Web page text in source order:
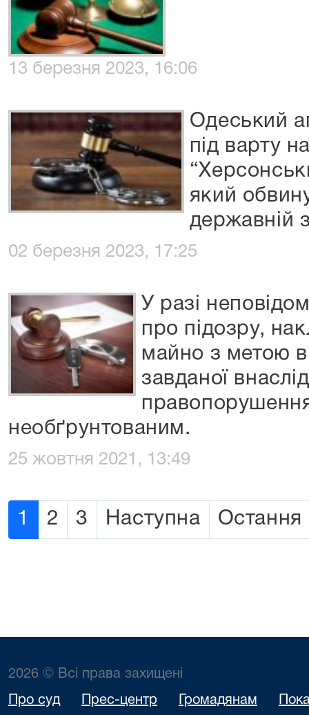
13 березня 2023, 16:06
Одеський
під варту
який
державній
02 березня 2023, 17:25
У разі
про підозру,
майно з метою
завданої
необґрунтованим.
25 жовтня 2021, 13:49
1 2 3 Наступна Остання
2026 © Всі права захищені
Про суд Прес-центр Громадянам